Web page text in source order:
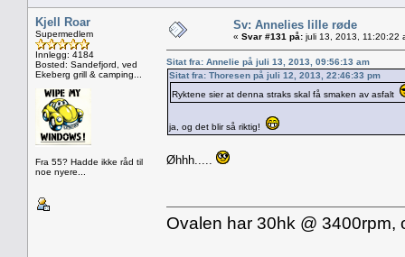
Kjell Roar
Supermedlem
Innlegg: 4184
Bosted: Sandefjord, ved
Ekeberg grill & camping...
Fra 55? Hadde ikke råd til
noe nyere...
Sv: Annelies lille røde
« Svar #131 på: juli 13, 2013, 11:20:22
Sitat fra: Annelie på juli 13, 2013, 09:56:13 am
Sitat fra: Thoresen på juli 12, 2013, 22:46:33 pm
Ryktene sier at denna straks skal få smaken av asfalt
ja, og det blir så riktig!
Øhhh.....
Ovalen har 30hk @ 3400rpm,